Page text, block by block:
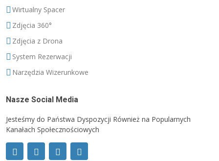
Wirtualny Spacer
Zdjęcia 360°
Zdjęcia z Drona
System Rezerwacji
Narzędzia Wizerunkowe
Nasze Social Media
Jesteśmy do Państwa Dyspozycji Również na Popularnych
Kanałach Społecznościowych